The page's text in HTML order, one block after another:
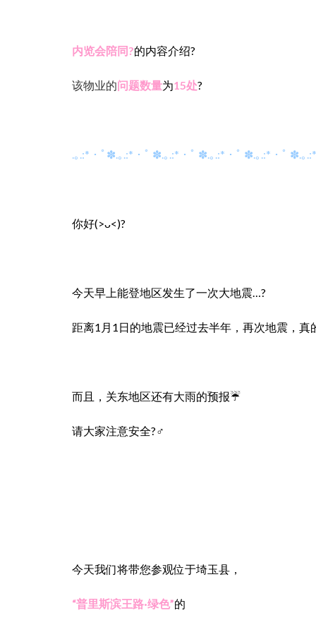
内览会陪同?的内容介绍?
该物业的问题数量为15处?
.｡.:*・ﾟ✽.｡.:*・ﾟ ✽.｡.:*・ﾟ ✽.｡.:*・ﾟ ✽.｡.:*・ﾟ ✽.｡
你好(>ᴗ<)?
今天早上能登地区发生了一次大地震…?
距离1月1日的地震已经过去半年，再次地震，真
而且，关东地区还有大雨的预报☔
请大家注意安全?‍♂️
今天我们将带您参观位于埼玉县，
“普里斯滨王路·绿色”的